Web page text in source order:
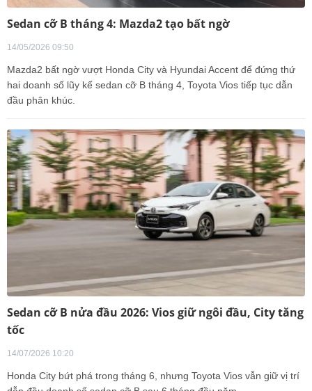
Sedan cỡ B tháng 4: Mazda2 tạo bất ngờ
14/05/2026 09:50
Mazda2 bất ngờ vượt Honda City và Hyundai Accent để đứng thứ
hai doanh số lũy kế sedan cỡ B tháng 4, Toyota Vios tiếp tục dẫn
đầu phân khúc.
Sedan cỡ B nửa đầu 2026: Vios giữ ngôi đầu, City tăng
tốc
14/07/2026 10:20
Honda City bứt phá trong tháng 6, nhưng Toyota Vios vẫn giữ vị trí